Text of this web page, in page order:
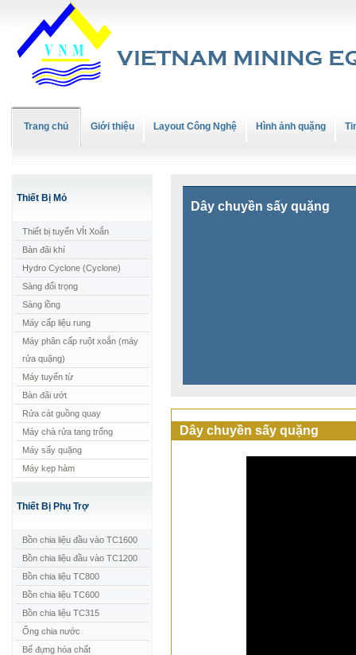
Trang chủ Giới thiệu Layout Công Nghệ Hình ảnh quặng
Thiết Bị Mỏ
Thiết bị tuyển VÍt Xoắn
Bàn đãi khí
Hydro Cyclone (Cyclone)
Sàng đối trọng
Sàng lồng
Máy cấp liệu rung
Máy phân cấp ruột xoắn (máy
rửa quặng)
Máy tuyển từ
Bàn đãi ướt
Rửa cát guồng quay
Máy chà rửa tang trống
Máy sấy quặng
Máy kẹp hàm
Thiết Bị Phụ Trợ
Bồn chia liệu đầu vào TC1600
Bồn chia liệu đầu vào TC1200
Bồn chia liệu TC800
Bồn chia liệu TC600
Bồn chia liệu TC315
Ống chia nước
Bể đựng hóa chất
Dây chuyền sấy quặng
Dây chuyền sấy quặng